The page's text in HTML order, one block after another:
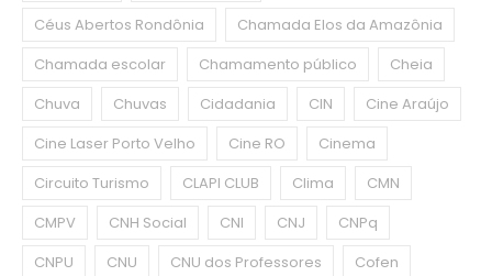
Céus Abertos Rondônia
Chamada Elos da Amazônia
Chamada escolar
Chamamento público
Cheia
Chuva
Chuvas Cidadania CIN
Cine Araújo
Cine Laser Porto Velho
Cine RO
Cinema
Circuito Turismo
CLAPI CLUB Clima
CMN
CMPV
CNH Social CNI CNJ
CNPq
CNPU
CNU CNU dos Professores
Cofen